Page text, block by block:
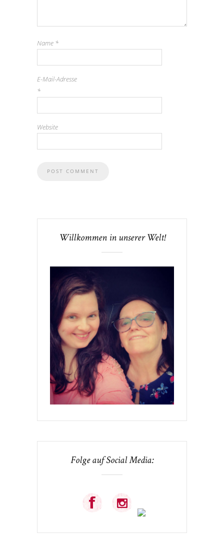
Name *
E-Mail-Adresse
*
Website
Willkommen in unserer Welt!
Folge auf Social Media: